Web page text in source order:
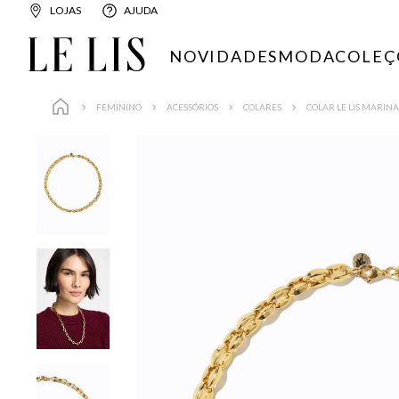
LOJAS AJUDA
NOVIDADESMODA
FEMININO ACESSÓRIOS COLARES COLAR LE LIS